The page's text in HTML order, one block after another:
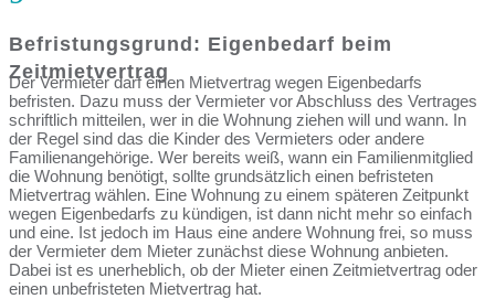
Befristungsgrund: Eigenbedarf beim
Zeitmietvertrag
Der Vermieter darf einen Mietvertrag wegen Eigenbedarfs
befristen. Dazu muss der Vermieter vor Abschluss des Vertrages
schriftlich mitteilen, wer in die Wohnung ziehen will und wann. In
der Regel sind das die Kinder des Vermieters oder andere
Familienangehörige. Wer bereits weiß, wann ein Familienmitglied
die Wohnung benötigt, sollte grundsätzlich einen befristeten
Mietvertrag wählen. Eine Wohnung zu einem späteren Zeitpunkt
wegen Eigenbedarfs zu kündigen, ist dann nicht mehr so einfach
und eine. Ist jedoch im Haus eine andere Wohnung frei, so muss
der Vermieter dem Mieter zunächst diese Wohnung anbieten.
Dabei ist es unerheblich, ob der Mieter einen Zeitmietvertrag oder
einen unbefristeten Mietvertrag hat.